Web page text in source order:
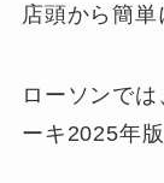
店頭から簡単
ローソンで
ーキ2025年